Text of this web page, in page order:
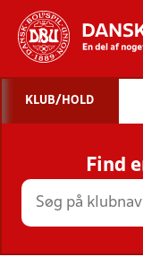
KLUB/HOLD
Find